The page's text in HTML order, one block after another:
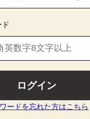
ログイン
ードを忘れた方はこちら